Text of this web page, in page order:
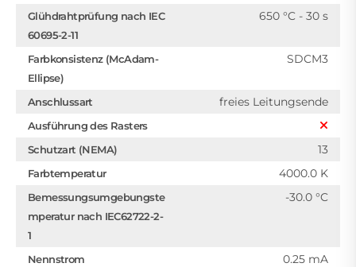
Glühdrahtprüfung nach IEC
60695-2-11
650 °C - 30 s
Farbkonsistenz (McAdam-
Ellipse)
SDCM3
Anschlussart freies Leitungsende
Ausführung des Rasters
Schutzart (NEMA)
13
Farbtemperatur 4000.0 K
Bemessungsumgebungste
mperatur nach IEC62722-2-
1
-30.0 °C
Nennstrom 0.25 mA